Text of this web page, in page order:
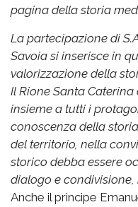
pagina della storia
La partecipazione di
Savoia si inserisce in
valorizzazione della
Il Rione Santa
insieme a tutti i
conoscenza della
del territorio, nella
storico debba essere
dialogo e
Anche il principe